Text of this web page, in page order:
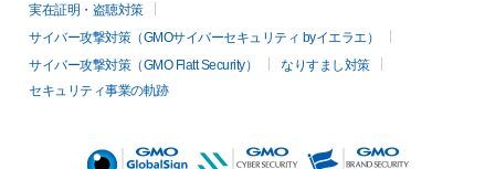
実在証明・盗聴対策
サイバー攻撃対策（GMOサイバーセキュリティ byイエラエ）
サイバー攻撃対策（GMO Flatt Security）
なりすまし対策
セキュリティ事業の軌跡